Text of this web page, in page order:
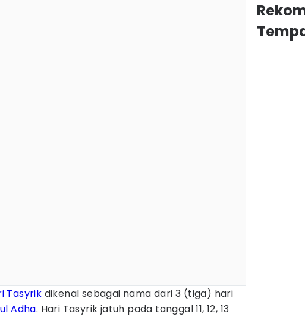
Tasyrik dikenal sebagai nama dari 3 (tiga) hari
Adha. Hari Tasyrik jatuh pada tanggal 11, 12, 13